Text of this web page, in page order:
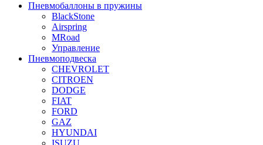
Пневмобаллоны в пружины
BlackStone
Airspring
MRoad
Управление
Пневмоподвеска
CHEVROLET
CITROEN
DODGE
FIAT
FORD
GAZ
HYUNDAI
ISUZU